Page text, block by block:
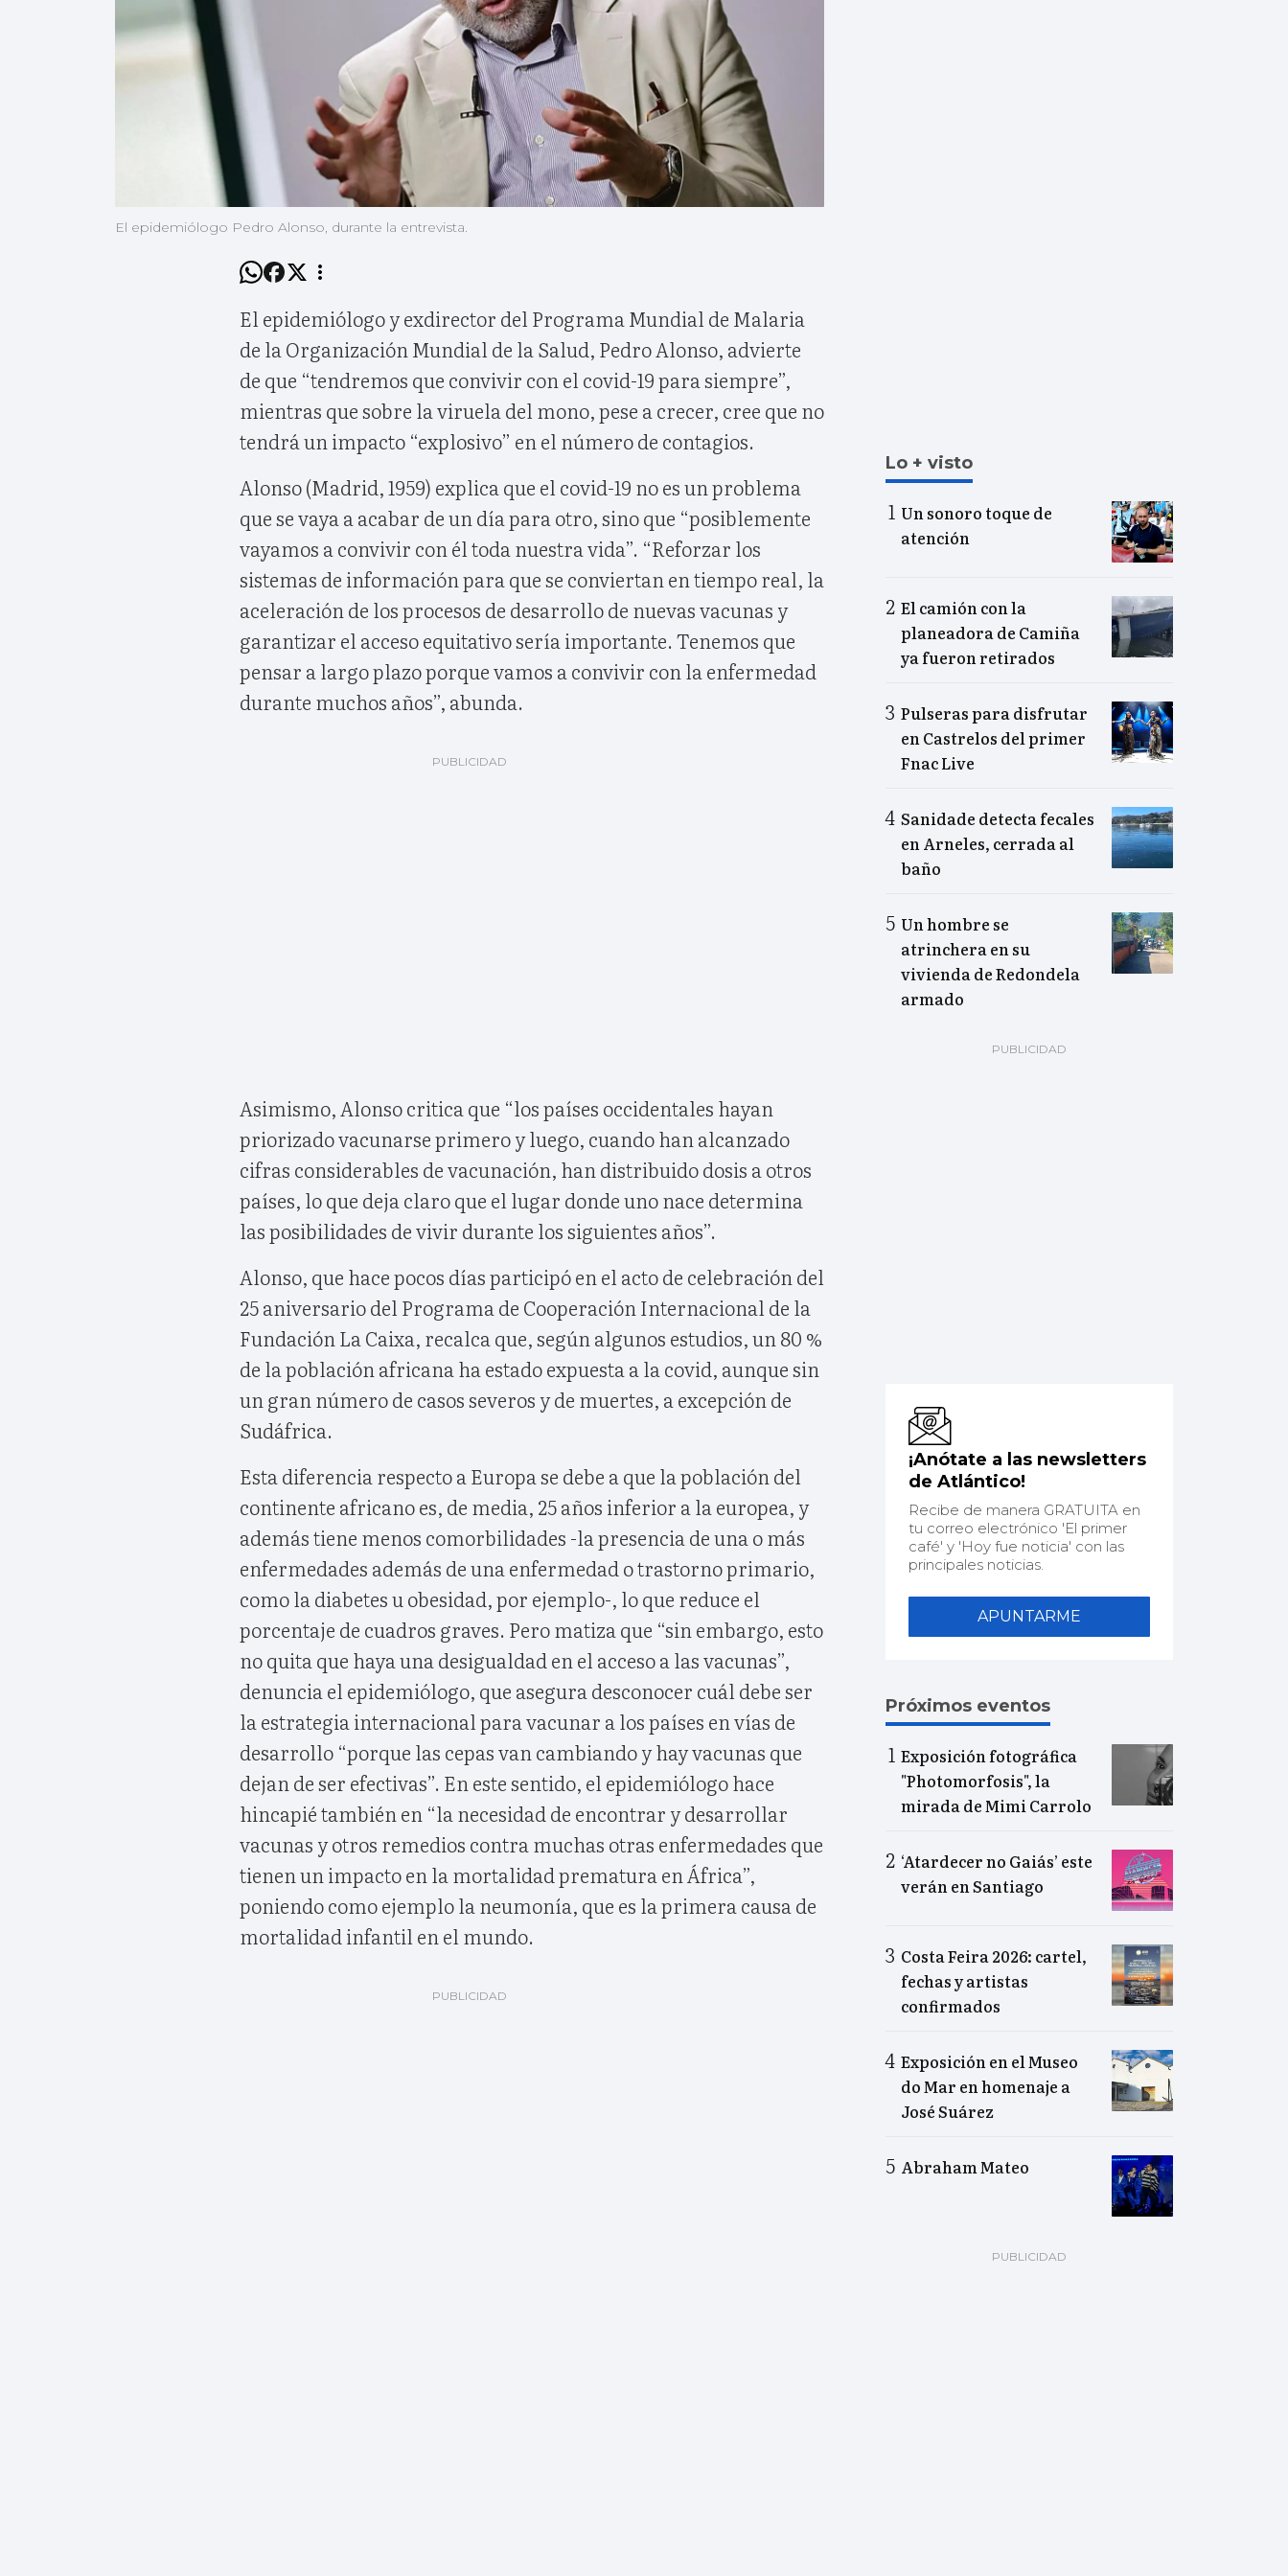
El epidemiólogo Pedro Alonso, durante la entrevista.
El epidemiólogo y exdirector del Programa Mundial de Malaria
de la Organización Mundial de la Salud, Pedro Alonso, advierte
de que “tendremos que convivir con el covid-19 para siempre”,
mientras que sobre la viruela del mono, pese a crecer, cree que no
tendrá un impacto “explosivo” en el número de contagios.
Alonso (Madrid, 1959) explica que el covid-19 no es un problema
que se vaya a acabar de un día para otro, sino que “posiblemente
vayamos a convivir con él toda nuestra vida”. “Reforzar los
sistemas de información para que se conviertan en tiempo real, la
aceleración de los procesos de desarrollo de nuevas vacunas y
garantizar el acceso equitativo sería importante. Tenemos que
pensar a largo plazo porque vamos a convivir con la enfermedad
durante muchos años”, abunda.
Asimismo, Alonso critica que “los países occidentales hayan
priorizado vacunarse primero y luego, cuando han alcanzado
cifras considerables de vacunación, han distribuido dosis a otros
países, lo que deja claro que el lugar donde uno nace determina
las posibilidades de vivir durante los siguientes años”.
Alonso, que hace pocos días participó en el acto de celebración del
25 aniversario del Programa de Cooperación Internacional de la
Fundación La Caixa, recalca que, según algunos estudios, un 80 %
de la población africana ha estado expuesta a la covid, aunque sin
un gran número de casos severos y de muertes, a excepción de
Sudáfrica.
Esta diferencia respecto a Europa se debe a que la población del
continente africano es, de media, 25 años inferior a la europea, y
además tiene menos comorbilidades -la presencia de una o más
enfermedades además de una enfermedad o trastorno primario,
como la diabetes u obesidad, por ejemplo-, lo que reduce el
porcentaje de cuadros graves. Pero matiza que “sin embargo, esto
no quita que haya una desigualdad en el acceso a las vacunas”,
denuncia el epidemiólogo, que asegura desconocer cuál debe ser
la estrategia internacional para vacunar a los países en vías de
desarrollo “porque las cepas van cambiando y hay vacunas que
dejan de ser efectivas”. En este sentido, el epidemiólogo hace
hincapié también en “la necesidad de encontrar y desarrollar
vacunas y otros remedios contra muchas otras enfermedades que
tienen un impacto en la mortalidad prematura en África”,
poniendo como ejemplo la neumonía, que es la primera causa de
mortalidad infantil en el mundo.
Lo + visto
Un sonoro toque de
atención
El camión con la
planeadora de Camiña
ya fueron retirados
Pulseras para disfrutar
en Castrelos del primer
Fnac Live
Sanidade detecta fecales
en Arneles, cerrada al
baño
Un hombre se
atrinchera en su
vivienda de Redondela
armado
¡Anótate a las newsletters
de Atlántico!
Recibe de manera GRATUITA en
tu correo electrónico 'El primer
café' y 'Hoy fue noticia' con las
principales noticias.
APUNTARME
Próximos eventos
Exposición fotográfica
"Photomorfosis", la
mirada de Mimi Carrolo
‘Atardecer no Gaiás’ este
verán en Santiago
Costa Feira 2026: cartel,
fechas y artistas
confirmados
Exposición en el Museo
do Mar en homenaje a
José Suárez
Abraham Mateo